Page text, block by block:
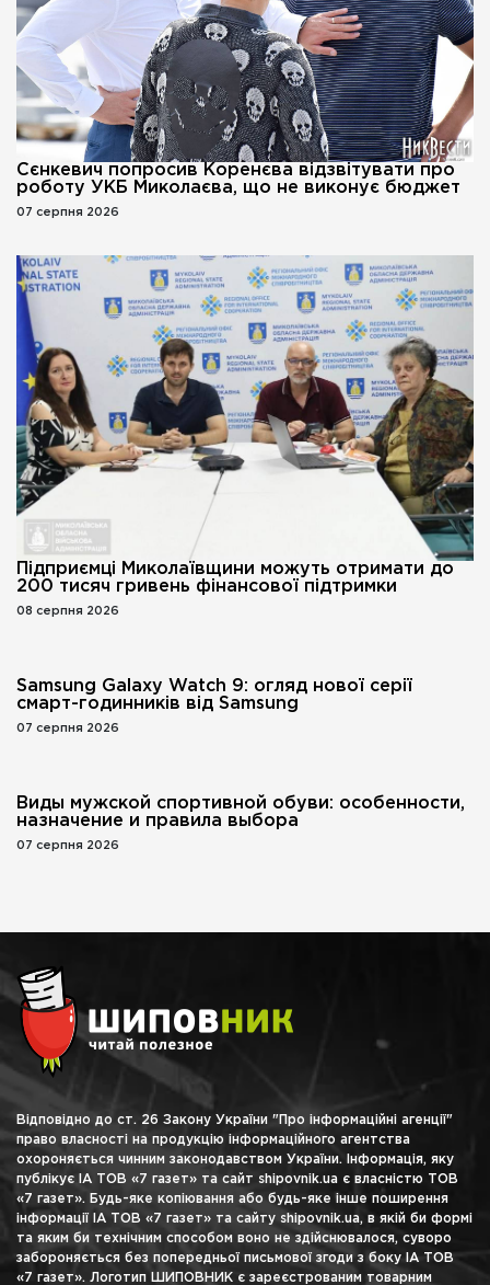
Сєнкевич попросив Коренєва відзвітувати про
роботу УКБ Миколаєва, що не виконує бюджет
07 серпня 2026
Підприємці Миколаївщини можуть отримати до
200 тисяч гривень фінансової підтримки
08 серпня 2026
Samsung Galaxy Watch 9: огляд нової серії
смарт-годинників від Samsung
07 серпня 2026
Виды мужской спортивной обуви: особенности,
назначение и правила выбора
07 серпня 2026
Відповідно до ст. 26 Закону України "Про інформаційні агенції"
право власності на продукцію інформаційного агентства
охороняється чинним законодавством України. Інформація, яку
публікує ІА ТОВ «7 газет» та сайт shipovnik.ua є власністю ТОВ
«7 газет». Будь-яке копіювання або будь-яке інше поширення
інформації ІА ТОВ «7 газет» та сайту shipovnik.ua, в якій би формі
та яким би технічним способом воно не здійснювалося, суворо
забороняється без попередньої письмової згоди з боку ІА ТОВ
«7 газет». Логотип ШИПОВНИК є зареєстрованим товарним